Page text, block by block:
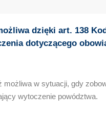
dzięki art. 138
dotyczącego
w sytuacji, gdy
wytoczenie powództwa.